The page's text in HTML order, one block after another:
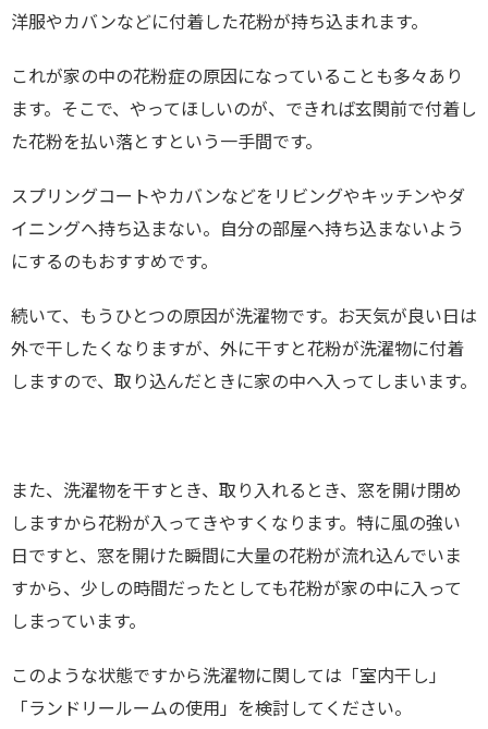
洋服やカバンなどに付着した花粉が持ち込まれます。
これが家の中の花粉症の原因になっていることも多々あり
ます。そこで、やってほしいのが、できれば玄関前で付着し
た花粉を払い落とすという一手間です。
スプリングコートやカバンなどをリビングやキッチンやダ
イニングへ持ち込まない。自分の部屋へ持ち込まないよう
にするのもおすすめです。
続いて、もうひとつの原因が洗濯物です。お天気が良い日は
外で干したくなりますが、外に干すと花粉が洗濯物に付着
しますので、取り込んだときに家の中へ入ってしまいます。
また、洗濯物を干すとき、取り入れるとき、窓を開け閉め
しますから花粉が入ってきやすくなります。特に風の強い
日ですと、窓を開けた瞬間に大量の花粉が流れ込んでいま
すから、少しの時間だったとしても花粉が家の中に入って
しまっています。
このような状態ですから洗濯物に関しては「室内干し」
「ランドリールームの使用」を検討してください。